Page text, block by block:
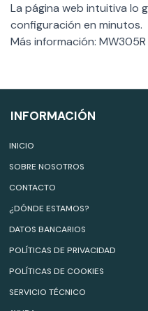
La página web intuitiva lo
configuración en minutos.
Más información: MW305R
INFORMACIÓN
INICIO
SOBRE NOSOTROS
CONTACTO
¿DÓNDE ESTAMOS?
DATOS BANCARIOS
POLÍTICAS DE PRIVACIDAD
POLÍTICAS DE COOKIES
SERVICIO TÉCNICO